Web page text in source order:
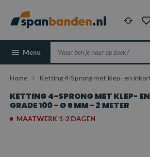
Menu
Home Ketting 4-Sprong met klep- en inkorthaak
KETTING 4-SPRONG MET KLEP-
GRADE 100 - Ø 6 MM - 2 METER
MAATWERK 1-2 DAGEN